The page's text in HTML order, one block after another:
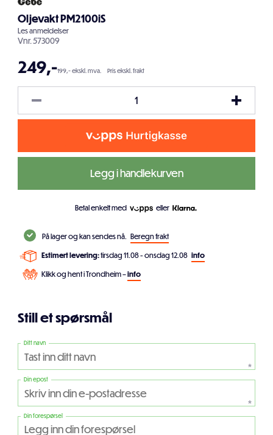
Oljevakt PM2100iS
Lesanmeldelser
Vnr.573009
249,-199,- ekskl. mva. Pris ekskl. frakt
Legg i handlekurven
Betal enkelt med eller
På lager og kan sendes nå. Beregn frakt
Estimert levering:tirsdag 11.08 - onsdag 12.08 info
Klikk og hent i Trondheim –info
Still et spørsmål
Ditt navn
*
Din epost
*
Din forespørsel